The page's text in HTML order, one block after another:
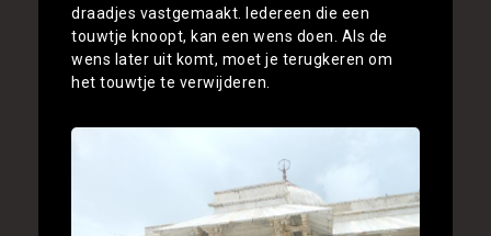
draadjes vastgemaakt. Iedereen die een
touwtje knoopt, kan een wens doen. Als de
wens later uit komt, moet je terugkeren om
het touwtje te verwijderen.